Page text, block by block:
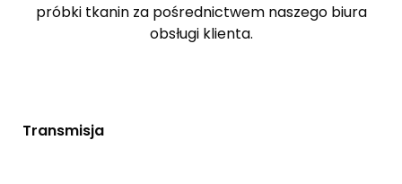
próbki tkanin za pośrednictwem naszego biura
obsługi klienta.
Transmisja